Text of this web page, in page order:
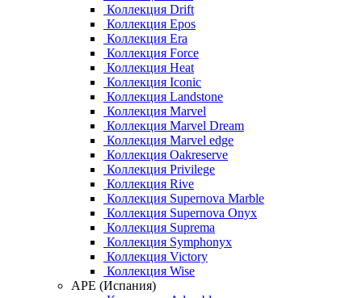
Коллекция Drift
Коллекция Epos
Коллекция Era
Коллекция Force
Коллекция Heat
Коллекция Iconic
Коллекция Landstone
Коллекция Marvel
Коллекция Marvel Dream
Коллекция Marvel edge
Коллекция Oakreserve
Коллекция Privilege
Коллекция Rive
Коллекция Supernova Marble
Коллекция Supernova Onyx
Коллекция Suprema
Коллекция Symphonyx
Коллекция Victory
Коллекция Wise
APE (Испания)